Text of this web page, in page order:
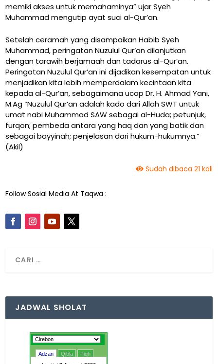
memiki akses untuk memahaminya” ujar Syeh
Muhammad mengutip ayat suci al-Qur’an.
Setelah ceramah yang disampaikan Habib Syeh
Muhammad, peringatan Nuzulul Qur’an dilanjutkan
dengan tarawih berjamaah dan tadarus al-Qur’an.
Peringatan Nuzulul Qur’an ini dijadikan kesempatan untuk
menjadikan kita lebih memperdalam kecintaan kita
kepada al-Qur’an, sebagaimana ucap Dr. H. Ahmad Yani,
M.Ag “Nuzulul Qur’an adalah kado dari Allah SWT untuk
umat nabi Muhammad SAW sebagai al-Huda; petunjuk,
furqon; pembeda antara yang haq dan yang batik dan
sebagai bayyinah; penjelasan dari hukum-hukumnya.”
(Akil)
Sudah dibaca 21 kali
Follow Sosial Media At Taqwa :
JADWAL SHOLAT